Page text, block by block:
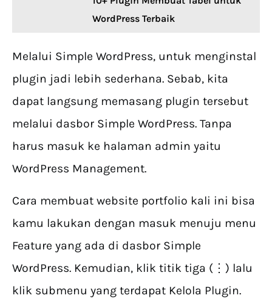
WordPress Terbaik
Melalui Simple WordPress, untuk menginstal
plugin jadi lebih sederhana. Sebab, kita
dapat langsung memasang plugin tersebut
melalui dasbor Simple WordPress. Tanpa
harus masuk ke halaman admin yaitu
WordPress Management.
Cara membuat website portfolio kali ini bisa
kamu lakukan dengan masuk menuju menu
Feature yang ada di dasbor Simple
WordPress. Kemudian, klik titik tiga (⋮) lalu
klik submenu yang terdapat Kelola Plugin.